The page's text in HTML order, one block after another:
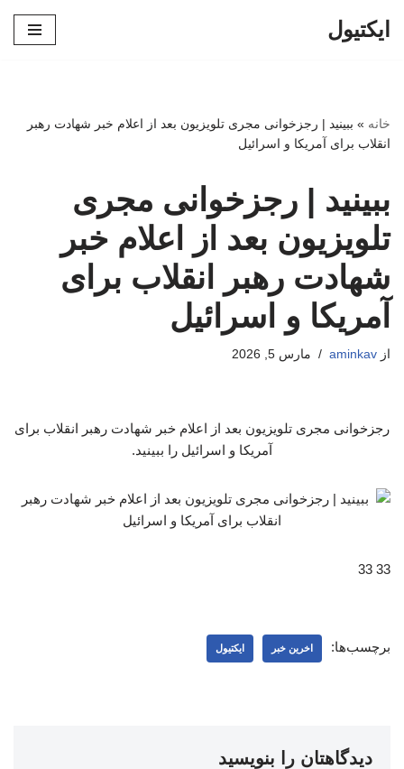
ایکتیول
خانه » ببینید | رجزخوانی مجری تلویزیون بعد از اعلام خبر شهادت رهبر
انقلاب برای آمریکا و اسرائیل
ببینید | رجزخوانی مجری
تلویزیون بعد از اعلام خبر
شهادت رهبر انقلاب برای
آمریکا و اسرائیل
از aminkav مارس 5, 2026
رجزخوانی مجری تلویزیون بعد از اعلام خبر شهادت رهبر انقلاب برای
آمریکا و اسرائیل را ببینید.
33 33
برچسب‌ها: اخرین خبر ایکتیول
دیدگاهتان را بنویسید